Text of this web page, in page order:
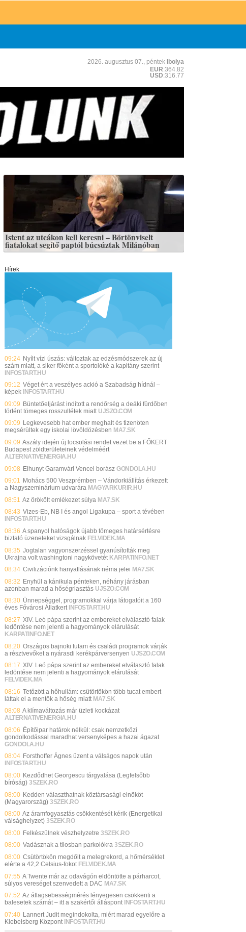
2026. augusztus 07., péntek Ibolya
EUR:364.82
USD:316.77
Istent az utcákon kell keresni – Börtönviselt
fiatalokat segítő paptól búcsúztak Milánóban
Hírek
09:24 Nyílt vízi úszás: változtak az edzésmódszerek az új
szám miatt, a siker főként a sportolóké a kapitány szerint
INFOSTART.HU
09:12 Véget ért a veszélyes ackió a Szabadság hídnál –
képek INFOSTART.HU
09:09 Büntetőeljárást indított a rendőrség a deáki fürdőben
történt tömeges rosszullétek miatt UJSZO.COM
09:09 Legkevesebb hat ember meghalt és tizenöten
megsérültek egy iskolai lövöldözésben MA7.SK
09:09 Aszály idején új locsolási rendet vezet be a FŐKERT
Budapest zöldterületeinek védelméért
ALTERNATIVENERGIA.HU
09:08 Elhunyt Garamvári Vencel borász GONDOLA.HU
09:01 Mohács 500 Veszprémben – Vándorkiállítás érkezett
a Nagyszeminárium udvarára MAGYARKURIR.HU
08:51 Az örökölt emlékezet súlya MA7.SK
08:43 Vizes-Eb, NB I és angol Ligakupa – sport a tévében
INFOSTART.HU
08:36 A spanyol hatóságok újabb tömeges határsértésre
biztató üzeneteket vizsgálnak FELVIDEK.MA
08:35 Jogtalan vagyonszerzéssel gyanúsították meg
Ukrajna volt washingtoni nagykövetét KARPATINFO.NET
08:34 Civilizációnk hanyatlásának néma jelei MA7.SK
08:32 Enyhül a kánikula pénteken, néhány járásban
azonban marad a hőségriasztás UJSZO.COM
08:30 Ünnepséggel, programokkal várja látogatóit a 160
éves Fővárosi Állatkert INFOSTART.HU
08:27 XIV. Leó pápa szerint az embereket elválasztó falak
ledöntése nem jelenti a hagyományok elárulását
KARPATINFO.NET
08:20 Országos bajnoki futam és családi programok várják
a résztvevőket a nyárasdi kerékpárversenyen UJSZO.COM
08:17 XIV. Leó pápa szerint az embereket elválasztó falak
ledöntése nem jelenti a hagyományok elárulását
FELVIDEK.MA
08:16 Tetőzött a hőhullám: csütörtökön több tucat embert
láttak el a mentők a hőség miatt MA7.SK
08:08 A klímaváltozás már üzleti kockázat
ALTERNATIVENERGIA.HU
08:06 Építőipar határok nélkül: csak nemzetközi
gondolkodással maradhat versenyképes a hazai ágazat
GONDOLA.HU
08:04 Forsthoffer Ágnes üzent a válságos napok után
INFOSTART.HU
08:00 Kezdődhet Georgescu tárgyalása (Legfelsőbb
bíróság) 3SZEK.RO
08:00 Kedden választhatnak köztársasági elnököt
(Magyarország) 3SZEK.RO
08:00 Az áramfogyasztás csökkentését kérik (Energetikai
válsághelyzet) 3SZEK.RO
08:00 Felkészülnek vészhelyzetre 3SZEK.RO
08:00 Vadásznak a tilosban parkolókra 3SZEK.RO
08:00 Csütörtökön megdőlt a melegrekord, a hőmérséklet
elérte a 42,2 Celsius-fokot FELVIDEK.MA
07:55 A Twente már az odavágón eldöntötte a párharcot,
súlyos vereséget szenvedett a DAC MA7.SK
07:52 Az átlagsebességmérés lényegesen csökkenti a
balesetek számát – itt a szakértői álláspont INFOSTART.HU
07:40 Lannert Judit megindokolta, miért marad egyelőre a
Klebelsberg Központ INFOSTART.HU